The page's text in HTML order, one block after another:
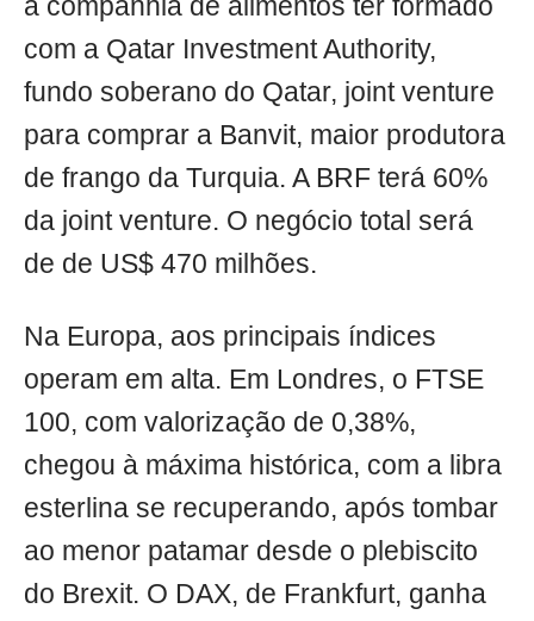
a companhia de alimentos ter formado
com a Qatar Investment Authority,
fundo soberano do Qatar, joint venture
para comprar a Banvit, maior produtora
de frango da Turquia. A BRF terá 60%
da joint venture. O negócio total será
de de US$ 470 milhões.
Na Europa, aos principais índices
operam em alta. Em Londres, o FTSE
100, com valorização de 0,38%,
chegou à máxima histórica, com a libra
esterlina se recuperando, após tombar
ao menor patamar desde o plebiscito
do Brexit. O DAX, de Frankfurt, ganha